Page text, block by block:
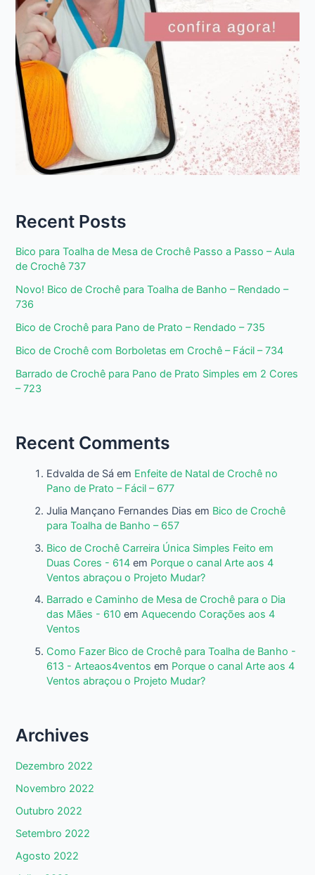
Recent Posts
Bico para Toalha de Mesa de Crochê Passo a Passo – Aula
de Crochê 737
Novo! Bico de Crochê para Toalha de Banho – Rendado –
736
Bico de Crochê para Pano de Prato – Rendado – 735
Bico de Crochê com Borboletas em Crochê – Fácil – 734
Barrado de Crochê para Pano de Prato Simples em 2 Cores
– 723
Recent Comments
Edvalda de Sá em Enfeite de Natal de Crochê no
Pano de Prato – Fácil – 677
Julia Mançano Fernandes Dias em Bico de Crochê
para Toalha de Banho – 657
Bico de Crochê Carreira Única Simples Feito em
Duas Cores - 614 em Porque o canal Arte aos 4
Ventos abraçou o Projeto Mudar?
Barrado e Caminho de Mesa de Crochê para o Dia
das Mães - 610 emAquecendo Corações aos 4
Ventos
Como Fazer Bico de Crochê para Toalha de Banho -
613 - Arteaos4ventos em Porque o canal Arte aos 4
Ventos abraçou o Projeto Mudar?
Archives
Dezembro 2022
Novembro 2022
Outubro 2022
Setembro 2022
Agosto 2022